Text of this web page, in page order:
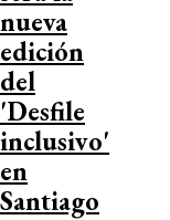
nueva
edición
del
'Desfile
inclusivo'
en
Santiago